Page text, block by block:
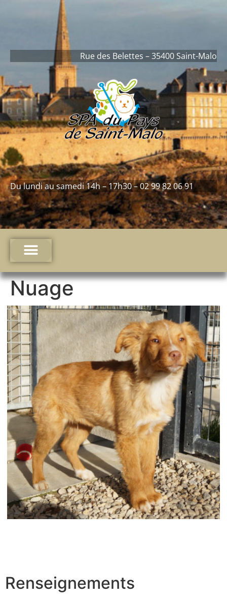
Rue des Belettes – 35400 Saint-Malo
Du lundi au samedi 14h – 17h30 – 02 99 82 06 91
Nuage
Renseignements